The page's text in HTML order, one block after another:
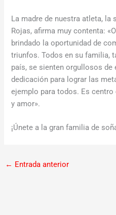
La madre de nuestra atleta, la
Rojas, afirma muy contenta:
brindado la oportunidad de
triunfos. Todos en su familia,
país, se sienten orgullosos de
dedicación para lograr las
ejemplo para todos. Es
y amor».
¡Únete a la gran familia de
← Entrada anterior